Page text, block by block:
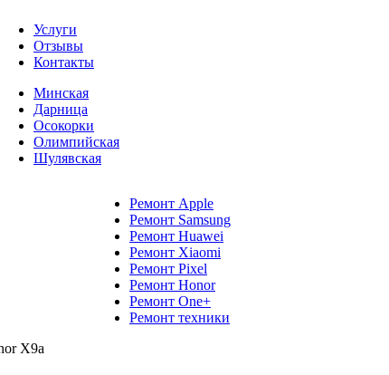
Услуги
Отзывы
Контакты
Минская
Дарница
Осокорки
Олимпийская
Шулявская
Ремонт Apple
Ремонт Samsung
Ремонт Huawei
Ремонт Xiaomi
Ремонт Pixel
Ремонт Honor
Ремонт One+
Ремонт техники
X9a